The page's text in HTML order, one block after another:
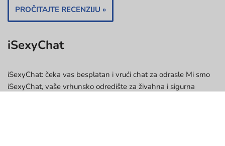
PROČITAJTE RECENZIJU »
iSexyChat
iSexyChat: čeka vas besplatan i vrući chat za odrasle Mi smo
iSexyChat, vaše vrhunsko odredište za živahna i sigurna